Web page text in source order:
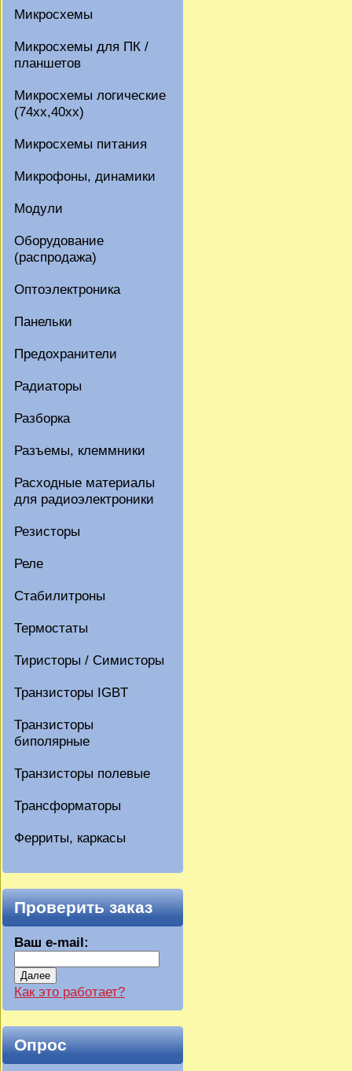
Микросхемы
Микросхемы для ПК /
планшетов
Микросхемы логические
(74xx,40xx)
Микросхемы питания
Микрофоны, динамики
Модули
Оборудование
(распродажа)
Оптоэлектроника
Панельки
Предохранители
Радиаторы
Разборка
Разъемы, клеммники
Расходные материалы
для радиоэлектроники
Резисторы
Реле
Стабилитроны
Термостаты
Тиристоры / Симисторы
Транзисторы IGBT
Транзисторы
биполярные
Транзисторы полевые
Трансформаторы
Ферриты, каркасы
Проверить заказ
Ваш e-mail:
Далее
Как это работает?
Опрос